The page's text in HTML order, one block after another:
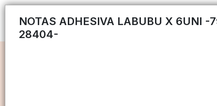
NOTAS ADHESIVA LABUBU X 6UNI -
28404-